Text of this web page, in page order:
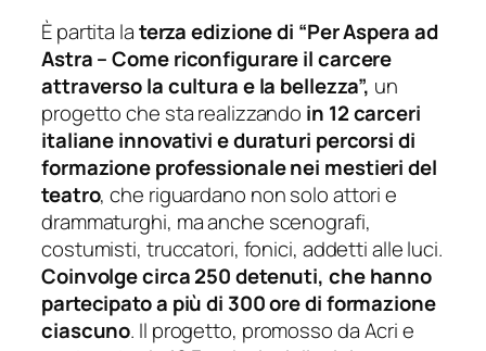
È partita laterza edizione di “Per Aspera ad
Astra – Come riconfigurare il carcere
attraverso la cultura e la bellezza”, un
progetto che sta realizzando in 12 carceri
italiane innovativi e duraturi percorsi di
formazione professionale nei mestieri del
teatro, che riguardano non solo attori e
drammaturghi, ma anche scenografi,
costumisti, truccatori, fonici, addetti alle luci.
Coinvolge circa 250 detenuti, che hanno
partecipato a più di 300 ore di formazione
ciascuno. Il progetto, promosso da Acri e